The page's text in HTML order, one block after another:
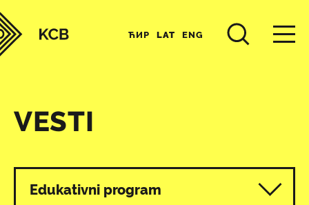
ЋИР LAT ENG
VESTI
Svi programi
Edukativni program